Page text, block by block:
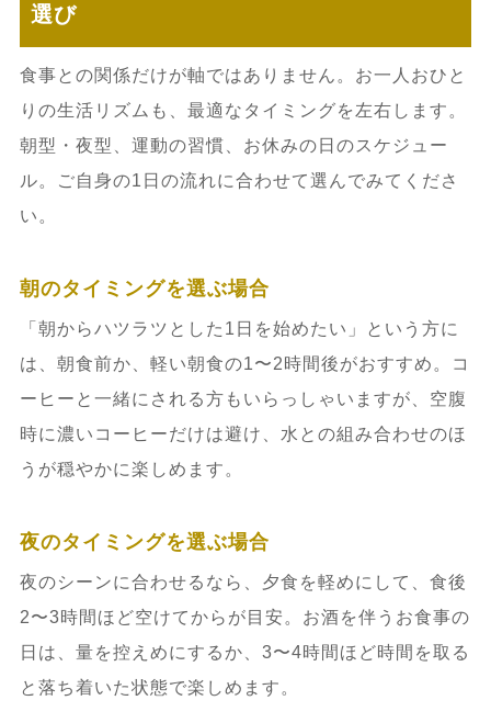
選び
食事との関係だけが軸ではありません。お一人おひと
りの生活リズムも、最適なタイミングを左右します。
朝型・夜型、運動の習慣、お休みの日のスケジュー
ル。ご自身の1日の流れに合わせて選んでみてくださ
い。
朝のタイミングを選ぶ場合
「朝からハツラツとした1日を始めたい」という方に
は、朝食前か、軽い朝食の1〜2時間後がおすすめ。コ
ーヒーと一緒にされる方もいらっしゃいますが、空腹
時に濃いコーヒーだけは避け、水との組み合わせのほ
うが穏やかに楽しめます。
夜のタイミングを選ぶ場合
夜のシーンに合わせるなら、夕食を軽めにして、食後
2〜3時間ほど空けてからが目安。お酒を伴うお食事の
日は、量を控えめにするか、3〜4時間ほど時間を取る
と落ち着いた状態で楽しめます。